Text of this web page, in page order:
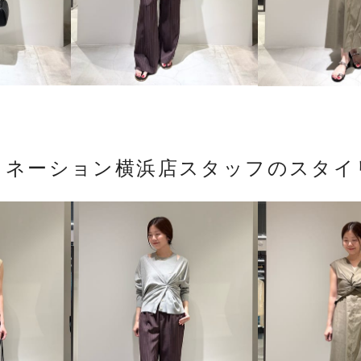
ーション横浜店スタッフのスタ